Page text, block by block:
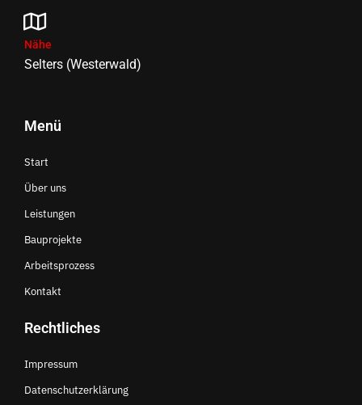
Nähe
Selters (Westerwald)
Menü
Start
Über uns
Leistungen
Bauprojekte
Arbeitsprozess
Kontakt
Rechtliches
Impressum
Datenschutzerklärung